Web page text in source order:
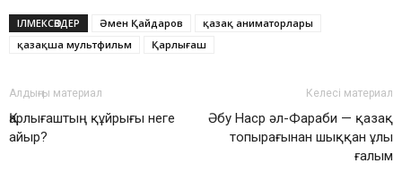
ІЛМЕКСӨЗДЕР Әмен Қайдаров
қазақ аниматорлары
қазақша мультфильм
Қарлығаш
Алдыңғы материал
Қарлығаштың құйрығы неге
айыр?
Келесі материал
Әбу Наср әл-Фараби — қазақ
топырағынан шыққан ұлы
ғалым